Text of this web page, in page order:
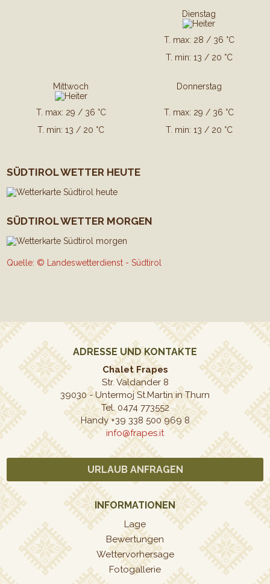
Dienstag
T. max: 28 / 36 °C
T. min: 13 / 20 °C
Mittwoch
T. max: 29 / 36 °C
T. min: 13 / 20 °C
Donnerstag
T. max: 29 / 36 °C
T. min: 13 / 20 °C
SÜDTIROL WETTER HEUTE
SÜDTIROL WETTER MORGEN
Quelle: © Landeswetterdienst - Südtirol
ADRESSE UND KONTAKTE
Chalet Frapes
Str. Valdander 8
39030-Untermoj St.Martin in Thurn
Tel. 0474 773552
Handy +39 338 500 969 8
info@frapes.it
URLAUB ANFRAGEN
INFORMATIONEN
Lage
Bewertungen
Wettervorhersage
Fotogallerie